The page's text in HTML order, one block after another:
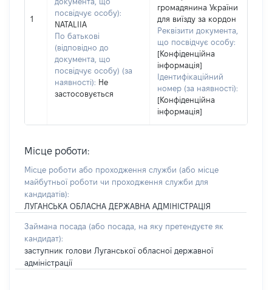
1
посвідчує особу):
NATALIIA
По батькові
(відповідно до
документа, що
посвідчує особу) (за
наявності): Не
застосовується
громадянина України
для виїзду за кордон
Реквізити документа,
що посвідчує особу:
[Конфіденційна
інформація]
Ідентифікаційний
номер (за наявності):
[Конфіденційна
інформація]
Місце роботи:
Місце роботи або проходження служби (або місце
майбутньої роботи чи проходження служби для
кандидатів):
ЛУГАНСЬКА ОБЛАСНА ДЕРЖАВНА АДМІНІСТРАЦІЯ
Займана посада (або посада, на яку претендуєте як
кандидат):
заступник голови Луганської обласної державної
адміністрації